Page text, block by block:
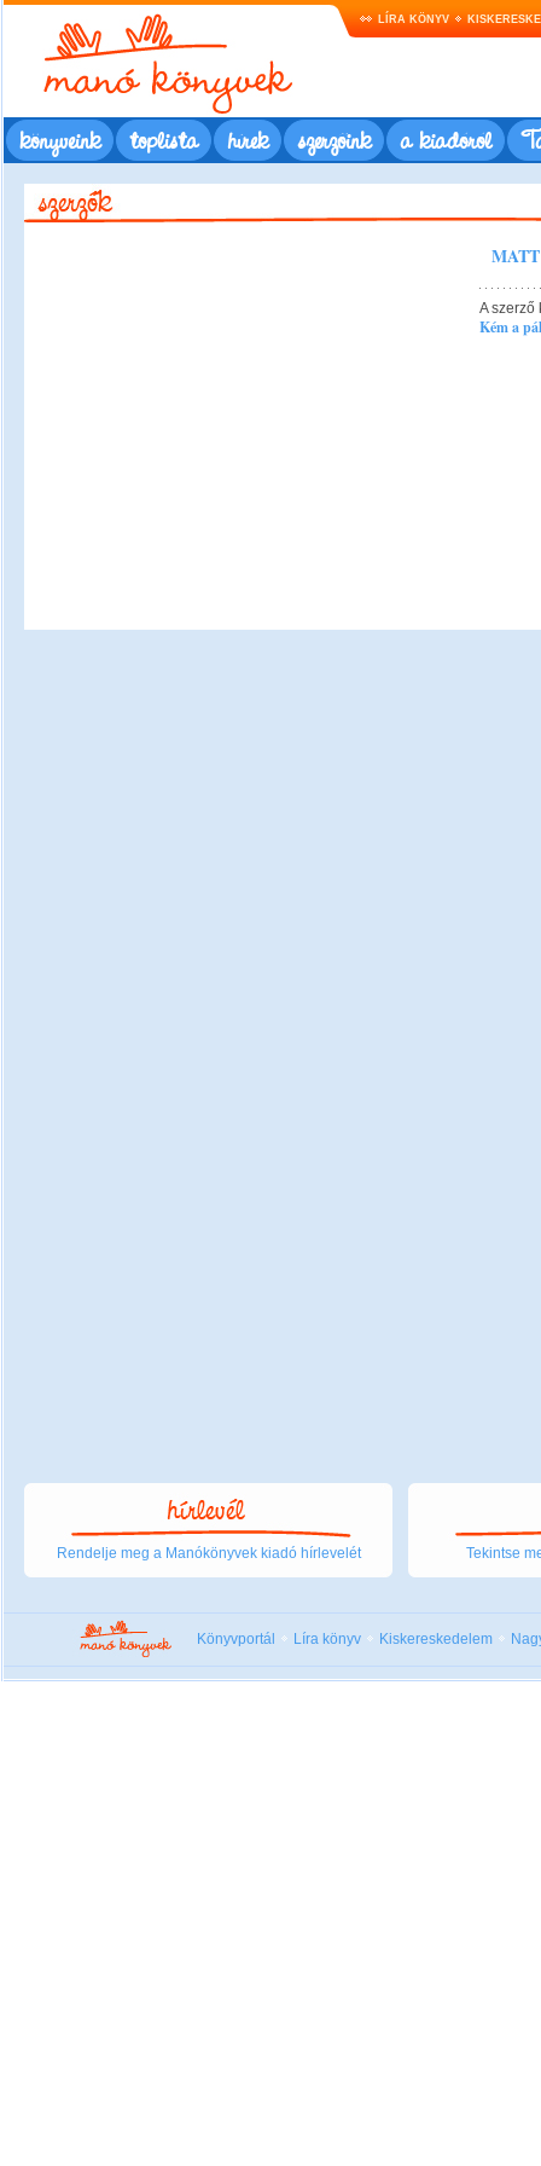
LÍRA KÖNYV
könyveink toplista hírek szerzőink a kiadóról
A szerző
Kém a
Rendelje meg a Manókönyvek kiadó hírlevelét Tekintse
Könyvportál Líra könyv Kiskereskedelem